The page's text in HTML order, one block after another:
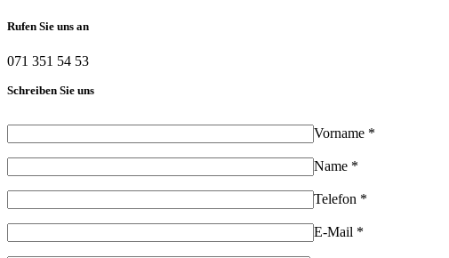
Rufen Sie uns an
071 351 54 53
Schreiben Sie uns
Vorname *
Name *
Telefon *
E-Mail *